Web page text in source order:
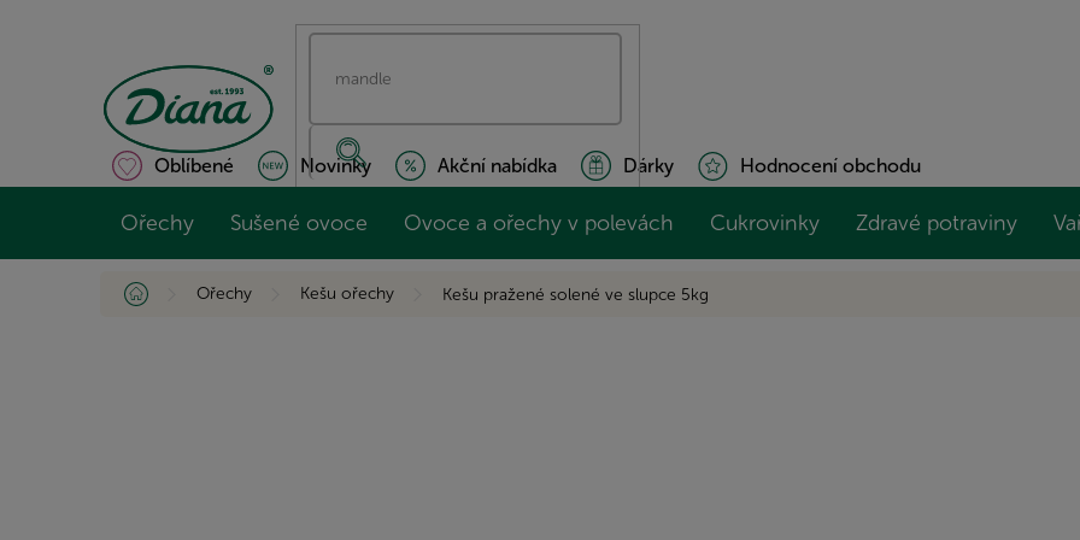
Oblíbené Novinky Akční nabídka Dárky Hodnocení obchodu
Ořechy Sušené ovoce Ovoce a ořechy v polevách Cukrovinky Zdravé potraviny
Domů Ořechy Kešu ořechy Kešu pražené solené ve slupce 5kg